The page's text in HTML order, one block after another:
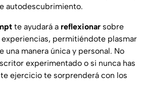
autodescubrimiento.
te ayudará a reflexionar sobre
permitiéndote plasmar
una manera única y personal. No
experimentado o si nunca has
ejercicio te sorprenderá con los